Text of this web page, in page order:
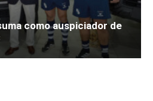
como auspiciador de